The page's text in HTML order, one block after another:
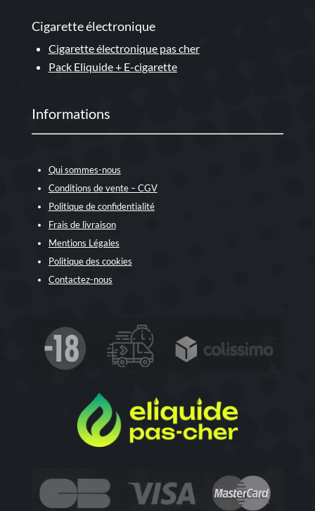
Cigarette électronique
Cigarette électronique pas cher
Pack Eliquide + E-cigarette
Informations
Qui sommes-nous
Conditions de vente – CGV
Politique de confidentialité
Frais de livraison
Mentions Légales
Politique des cookies
Contactez-nous